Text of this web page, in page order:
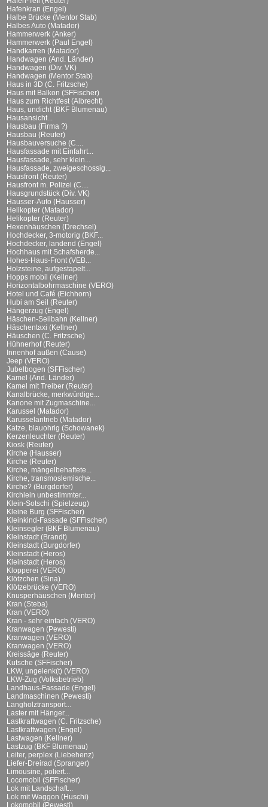
Hafenkran (Engel)
Halbe Brücke (Mentor Stab)
Halbes Auto (Matador)
Hammerwerk (Anker)
Hammerwerk (Paul Engel)
Handkarren (Matador)
Handwagen (And. Länder)
Handwagen (Div. VK)
Handwagen (Mentor Stab)
Haus in 3D (C. Fritzsche)
Haus mit Balkon (SFFischer)
Haus zum Richtfest (Albrecht)
Haus, undicht (BKF Blumenau)
Hausansicht...
Hausbau (Firma ?)
Hausbau (Reuter)
Hausbauversuche (C....
Hausfassade mit Einfahrt...
Hausfassade, sehr klein...
Hausfassade, zweigeschossig...
Hausfront (Reuter)
Hausfront m. Polizei (C....
Hausgrundstück (Div. VK)
Hausser-Auto (Hausser)
Helikopter (Matador)
Helikopter (Reuter)
Hexenhäuschen (Drechsel)
Hochdecker, 3-motorig (BKF...
Hochdecker, landend (Engel)
Hochhaus mit Schafsherde...
Hohes-Haus-Front (VEB...
Holzsteine, aufgestapelt...
Hopps mobil (Kellner)
Horizontalbohrmaschine (VERO)
Hotel und Café (Eichhorn)
Hubi am Seil (Reuter)
Hängerzug (Engel)
Häschen-Seilbahn (Kellner)
Häschentaxi (Kellner)
Häuschen (C. Fritzsche)
Hühnerhof (Reuter)
Innenhof außen (Cause)
Jeep (VERO)
Jubelbogen (SFFischer)
Kamel (And. Länder)
Kamel mit Treiber (Reuter)
Kanalbrücke, merkwürdige...
Kanone mit Zugmaschine...
Karussel (Matador)
Karusselantrieb (Matador)
Katze, blauohrig (Schowanek)
Kerzenleuchter (Reuter)
Kiosk (Reuter)
Kirche (Hausser)
Kirche (Reuter)
Kirche, mängelbehaftete...
Kirche, transmoslemische...
Kirche? (Burgdorfer)
Kirchlein unbestimmter...
Klein-Sotschi (Spielzeug)
Kleine Burg (SFFischer)
Kleinkind-Fassade (SFFischer)
Kleinsegler (BKF Blumenau)
Kleinstadt (Brandt)
Kleinstadt (Burgdorfer)
Kleinstadt (Heros)
Kleinstadt (Heros)
Klopperei (VERO)
Klötzchen (Sina)
Klötzebrücke (VERO)
Knusperhäuschen (Mentor)
Kran (Steba)
Kran (VERO)
Kran - sehr einfach (VERO)
Kranwagen (Pewesti)
Kranwagen (VERO)
Kranwagen (VERO)
Kreissäge (Reuter)
Kutsche (SFFischer)
LKW, ungelenk(t) (VERO)
LKW-Zug (Volksbetrieb)
Landhaus-Fassade (Engel)
Landmaschinen (Pewesti)
Langholztransport...
Laster mit Hänger...
Lastkraftwagen (C. Fritzsche)
Lastkraftwagen (Engel)
Lastwagen (Kellner)
Lastzug (BKF Blumenau)
Leiter, perplex (Liebehenz)
Liefer-Dreirad (Spranger)
Limousine, poliert...
Locomobil (SFFischer)
Lok mit Landschaft...
Lok mit Waggon (Huschi)
Lokomobil (Pewesti)